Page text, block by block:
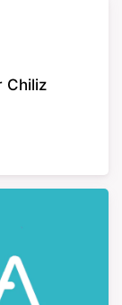
Chiliz